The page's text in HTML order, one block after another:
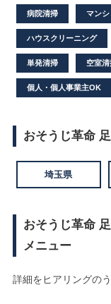
病院清掃 マン
ハウスクリーニング
単発清掃 空室清
個人・個人事業主OK
おそうじ革命
埼玉県
おそうじ革命
メニュー
詳細をヒアリングの